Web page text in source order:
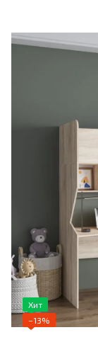
Хит
−13%